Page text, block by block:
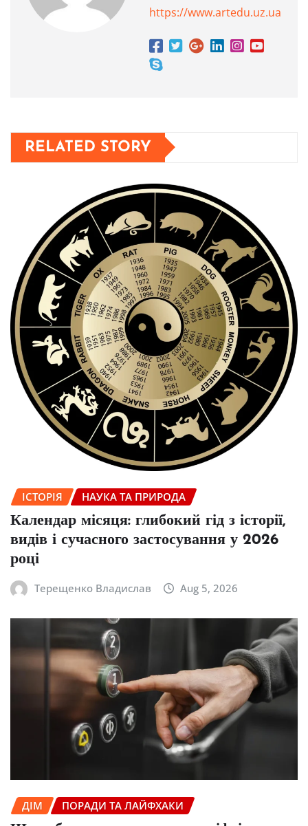
https://www.artedu.uz.ua
RELATED STORY
ІСТОРІЯ НАУКА ТА ПРИРОДА
Календар місяця: глибокий гід з історії,
видів і сучасного застосування у 2026
році
Терещенко Владислав Aug 5, 2026
ДІМ ПОРАДИ ТА ЛАЙФХАКИ